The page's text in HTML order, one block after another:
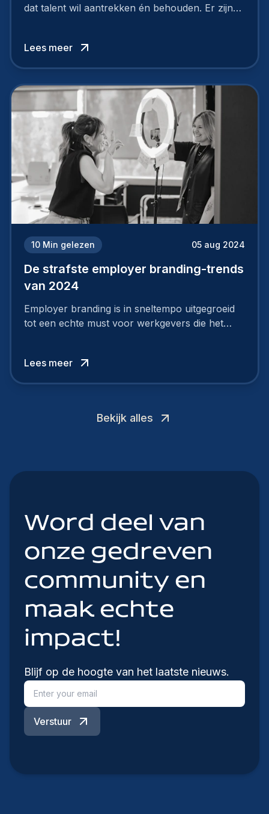
dat talent wil aantrekken én behouden. Er zijn
niet van vandaag op morgen. Hoe pak je dat
aan, starten met employer branding?
Lees meer
10 Min gelezen 05 aug 2024
De strafste employer branding-trends
van 2024
Employer branding is in sneltempo uitgegroeid
tot een echte must voor werkgevers die het
Lees meer
Bekijk alles
Word deel van
onze gedreven
community en
maak echte
impact!
Blijf op de hoogte van het laatste nieuws.
Verstuur